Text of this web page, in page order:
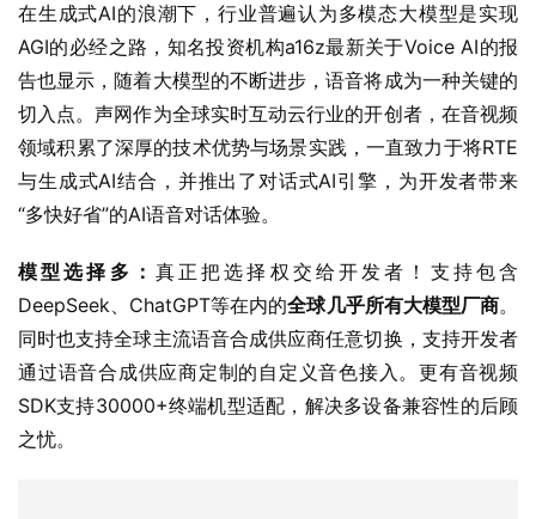
在生成式AI的浪潮下，行业普遍认为多模态大模型是实现
AGI的必经之路，知名投资机构a16z最新关于Voice AI的报
告也显示，随着大模型的不断进步，语音将成为一种关键的
切入点。声网作为全球实时互动云行业的开创者，在音视频
领域积累了深厚的技术优势与场景实践，一直致力于将RTE
与生成式AI结合，并推出了对话式AI引擎，为开发者带来
“多快好省”的AI语音对话体验。
模型选择多： 真正把选择权交给开发者！支持包含
DeepSeek、ChatGPT等在内的全球几乎所有大模型厂商。
同时也支持全球主流语音合成供应商任意切换，支持开发者
通过语音合成供应商定制的自定义音色接入。更有音视频
SDK支持30000+终端机型适配，解决多设备兼容性的后顾
之忧。